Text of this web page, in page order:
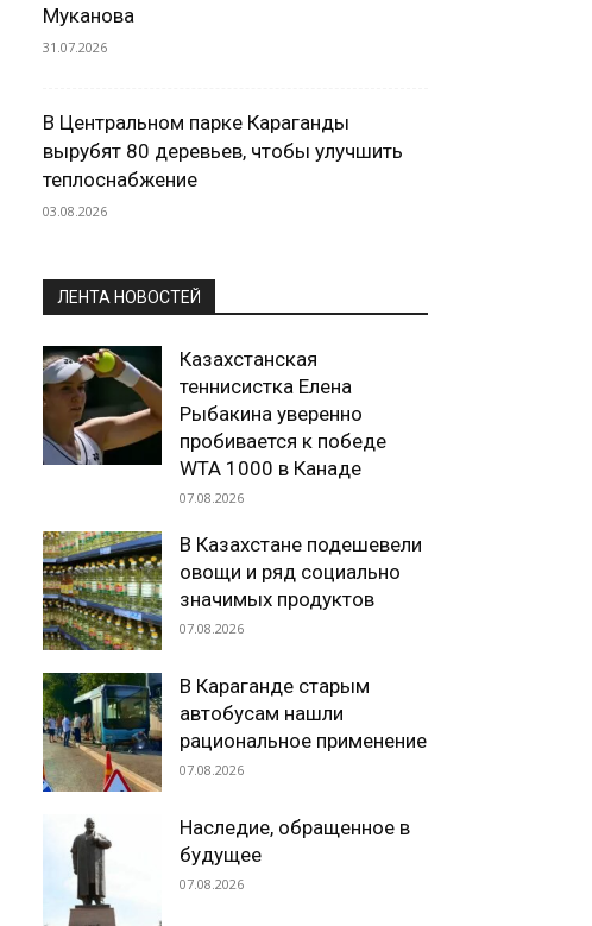
Муканова
31.07.2026
В Центральном парке Караганды
вырубят 80 деревьев, чтобы улучшить
теплоснабжение
03.08.2026
ЛЕНТА НОВОСТЕЙ
Казахстанская
теннисистка Елена
Рыбакина уверенно
пробивается к победе
WTA 1000 в Канаде
07.08.2026
В Казахстане подешевели
овощи и ряд социально
значимых продуктов
07.08.2026
В Караганде старым
автобусам нашли
рациональное применение
07.08.2026
Наследие, обращенное в
будущее
07.08.2026